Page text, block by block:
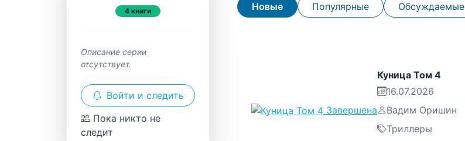
4 книги
Описание серии
отсутствует.
Войти и следить
Пока никто не
следит
Новые Популярные Обсуждаемые
Завершена
Куница Том 4
16.07.2026
Вадим Оришин
Триллеры